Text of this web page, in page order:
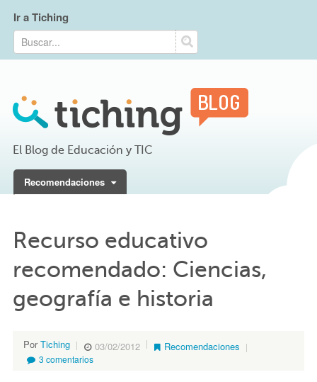
Ir a Tiching
El Blog de Educación y TIC
Recomendaciones
Recurso educativo
recomendado: Ciencias,
geografía e historia
PorTiching 03/02/2012 Recomendaciones
3 comentarios